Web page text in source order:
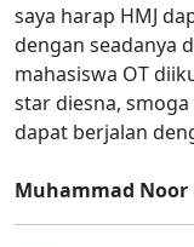
saya harap HMJ
dengan seadanya
mahasiswa OT
star diesna,
dapat berjalan
Muhammad Noor